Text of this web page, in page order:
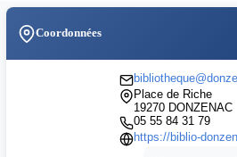
Coordonnées
Place de Riche
19270 DONZENAC
05 55 84 31 79
https://biblio-